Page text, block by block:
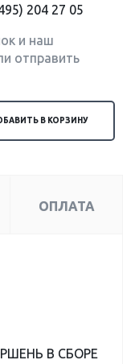
204 27 05
и наш
отправить
В КОРЗИНУ
ОПЛАТА
В СБОРЕ